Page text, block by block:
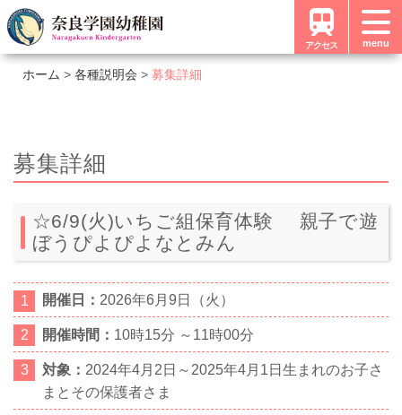
アクセス menu
ホーム 各種説明会 募集詳細
募集詳細
☆6/9(火)いちご組保育体験 親子で遊
ぼうぴよぴよなとみん
開催日： 2026年6月9日（火）
開催時間： 10時15分 ～11時00分
対象： 2024年4月2日～2025年4月1日生まれのお子さ
まとその保護者さま